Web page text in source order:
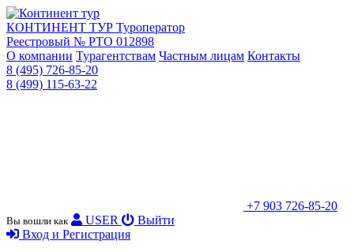
КОНТИНЕНТ ТУР Туроператор
Реестровый № РТО 012898
О компании Турагентствам Частным лицам Контакты
8 (495) 726-85-20
8 (499) 115-63-22
+7 903 726-85-20
Вы вошли как USER
Выйти
Вход и Регистрация